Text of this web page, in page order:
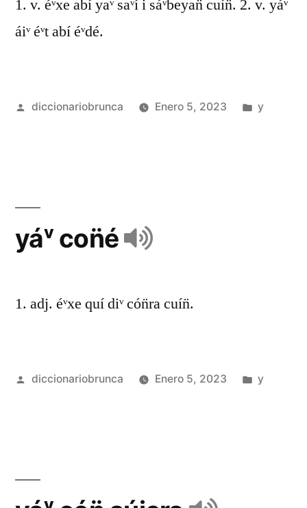
1. v. éᵛxe abí yaᵛ saᵛí i sáᵛbeyan̈ cuín̈. 2. v. yáᵛ
áiᵛ éᵛt abí éᵛdé.
diccionariobrunca Enero 5, 2023 y
yáᵛ con̈é
1. adj. éᵛxe quí diᵛ cón̈ra cuín̈.
diccionariobrunca Enero 5, 2023 y